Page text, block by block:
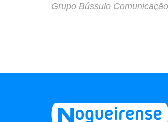
Grupo Bússulo